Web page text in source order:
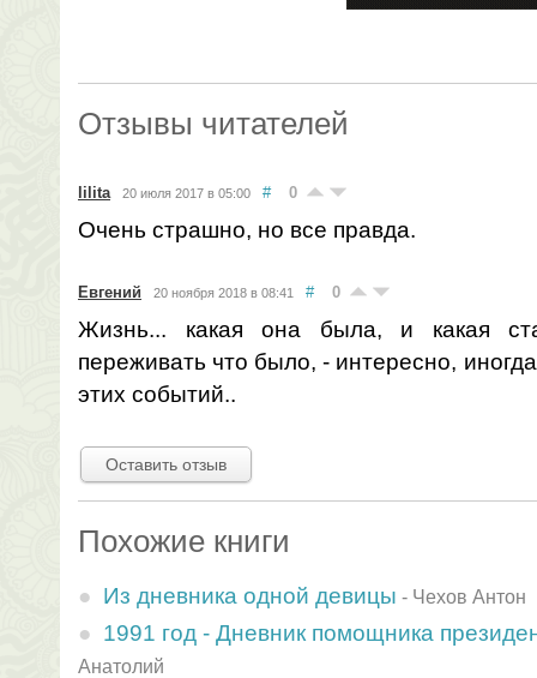
Отзывы читателей
lilita 20 июля 2017 в 05:00 # 0
Очень страшно, но все правда.
Евгений 20 ноября 2018 в 08:41 # 0
Жизнь... какая она была, и какая
переживать что было, - интересно,
этих событий..
Оставить отзыв
Похожие книги
Из дневника одной девицы - Чехов Антон
1991 год - Дневник помощника
Анатолий